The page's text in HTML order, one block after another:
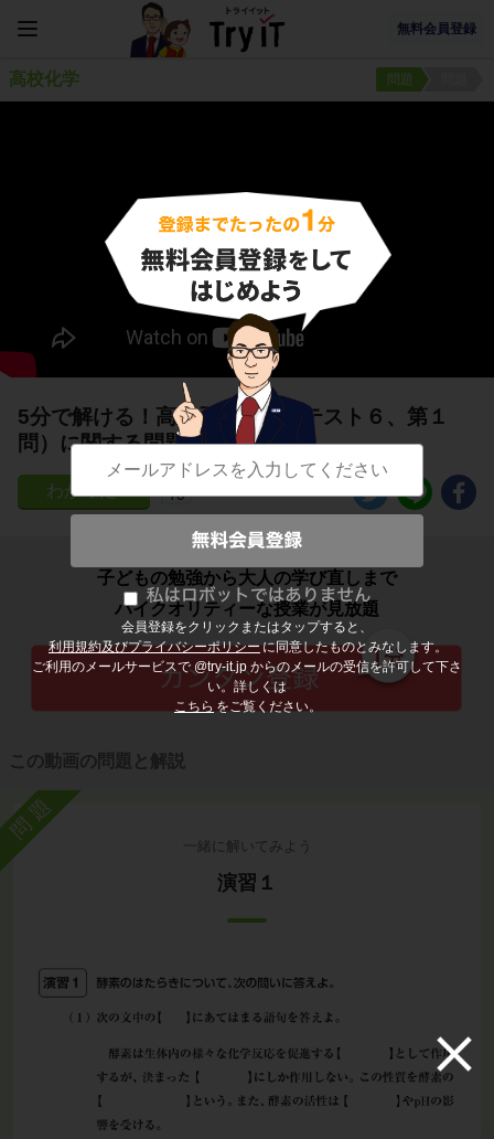
無料会員登録
会員登録をクリックまたはタップすると、
利用規約及びプライバシーポリシーに同意したものとみなします。
ご利用のメールサービスで @try-it.jp からのメールの受信を許可して下さ
い。詳しくは
こちら をご覧ください。
高校化学 問題
5分で解ける！高分子化合物（テスト６、第１
問）に関する問題
15
子どもの勉強から大人の学び直しまで
ハイクオリティーな授業が見放題
この動画の問題と解説
問題
一緒に解いてみよう
演習１